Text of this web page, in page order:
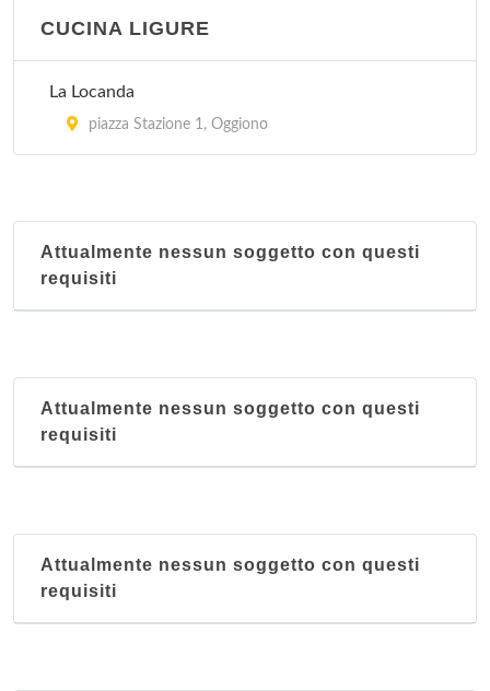
CUCINA LIGURE
La Locanda
piazza Stazione 1, Oggiono
Attualmente nessun soggetto con questi
requisiti
Attualmente nessun soggetto con questi
requisiti
Attualmente nessun soggetto con questi
requisiti